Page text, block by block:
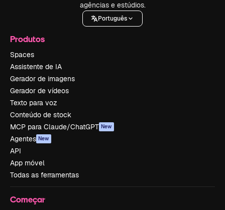
agências e estúdios.
Português
Produtos
Spaces
Assistente de IA
Gerador de imagens
Gerador de vídeos
Texto para voz
Conteúdo de stock
MCP para Claude/ChatGPT New
Agentes New
API
App móvel
Todas as ferramentas
Começar